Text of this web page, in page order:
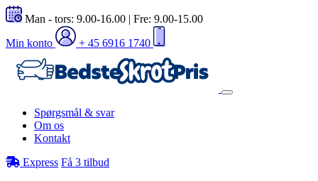
Man - tors: 9.00-16.00 | Fre: 9.00-15.00
Min konto
+ 45 6916 1740
Spørgsmål & svar
Om os
Kontakt
Express Få 3 tilbud